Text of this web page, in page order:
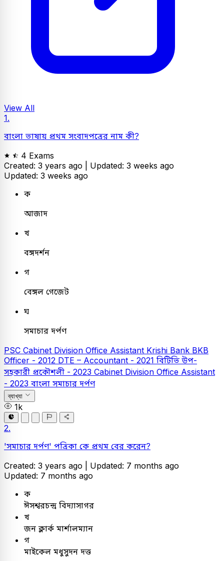
View All
1.
বাংলা ভাষায় প্রথম সংবাদপত্রের নাম কী?
4 Exams
Created: 3 years ago | Updated: 3 weeks ago
Updated: 3 weeks ago
ক
আজাদ
খ
বঙ্গদর্শন
গ
বেঙ্গল গেজেট
ঘ
সমাচার দর্পণ
PSC Cabinet Division Office Assistant Krishi Bank BKB
Officer - 2012 DTE – Accountant - 2021 বিটিভি উপ-
সহকারী প্রকৌশলী - 2023 Cabinet Division Office Assistant
- 2023 বাংলা সমাচার দর্পণ
ব্যাখ্যা
1k
2.
'সমাচার দর্পণ' পত্রিকা কে প্রথম বের করেন?
Created: 3 years ago | Updated: 7 months ago
Updated: 7 months ago
ক
ঈসশ্বরচন্দ্র বিদ্যাসাগর
খ
জন ক্লার্ক মার্শালম্যান
গ
মাইকেল মধুসুদন দত্ত